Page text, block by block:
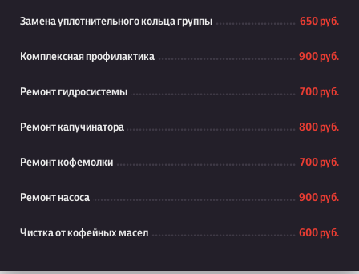
Замена уплотнительного кольца группы 650 руб.
Комплексная профилактика 900 руб.
Ремонт гидросистемы 700 руб.
Ремонт капучинатора 800 руб.
Ремонт кофемолки 700 руб.
Ремонт насоса 900 руб.
Чистка от кофейных масел 600 руб.